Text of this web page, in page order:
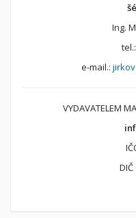
Ing.
e-mail.:
VYDAVATELEM
DIČ